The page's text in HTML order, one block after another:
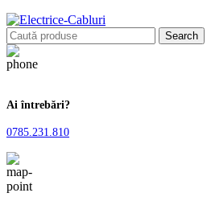
Search
Ai întrebări?
0785.231.810